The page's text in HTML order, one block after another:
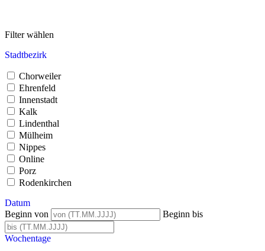
Filter wählen
Stadtbezirk
Chorweiler
Ehrenfeld
Innenstadt
Kalk
Lindenthal
Mülheim
Nippes
Online
Porz
Rodenkirchen
Datum
Beginn von
Beginn bis
Wochentage